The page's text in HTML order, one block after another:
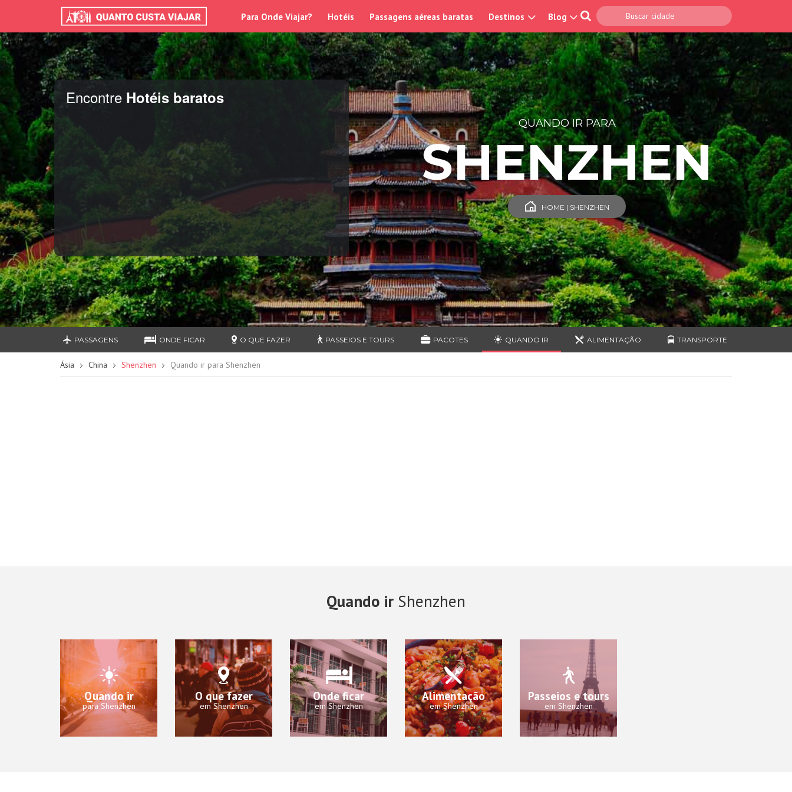
Para Onde Viajar? Hotéis Passagens aéreas baratas Destinos Blog
Encontre Hotéis baratos
QUANDO IR PARA
SHENZHEN
HOME | SHENZHEN
PASSAGENS ONDE FICAR O QUE FAZER PASSEIOS E TOURS PACOTES QUANDO IR ALIMENTAÇÃO TRANSPORTE
Ásia China Shenzhen Quando ir para Shenzhen
Quando ir Shenzhen
Quando ir
para Shenzhen
O que fazer
em Shenzhen
Onde ficar
em Shenzhen
Alimentação
em Shenzhen
Passeios e tours
em Shenzhen